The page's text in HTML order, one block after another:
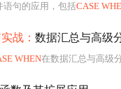
语句的应用，包括CASE
战： 数据汇总与高级
WHEN在数据汇总与高级